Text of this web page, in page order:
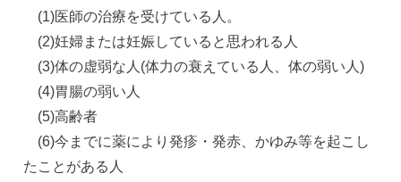
(1)医師の治療を受けている人。
(2)妊婦または妊娠していると思われる人
(3)体の虚弱な人(体力の衰えている人、体の弱い人)
(4)胃腸の弱い人
(5)高齢者
(6)今までに薬により発疹・発赤、かゆみ等を起こし
たことがある人